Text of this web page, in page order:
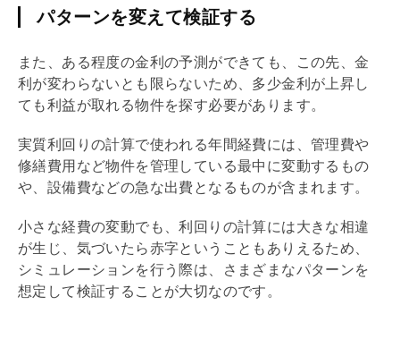
パターンを変えて検証する
また、ある程度の金利の予測ができても、この先、金
利が変わらないとも限らないため、多少金利が上昇し
ても利益が取れる物件を探す必要があります。
実質利回りの計算で使われる年間経費には、管理費や
修繕費用など物件を管理している最中に変動するもの
や、設備費などの急な出費となるものが含まれます。
小さな経費の変動でも、利回り の計算には大きな相違
が生じ、気づいたら赤字ということもありえるため、
シミュレーションを行う際は、さまざまなパターンを
想定して検証することが大切なのです。